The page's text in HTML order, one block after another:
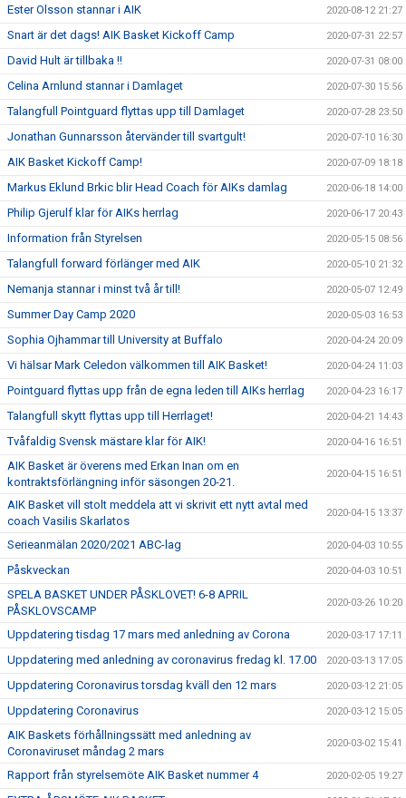
Ester Olsson stannar i AIK 2020-08-12 21:27
Snart är det dags! AIK Basket Kickoff Camp 2020-07-31 22:57
David Hult är tillbaka !! 2020-07-31 08:00
Celina Arnlund stannar i Damlaget 2020-07-30 15:56
Talangfull Pointguard flyttas upp till Damlaget 2020-07-28 23:50
Jonathan Gunnarsson återvänder till svartgult! 2020-07-10 16:30
AIK Basket Kickoff Camp! 2020-07-09 18:18
Markus Eklund Brkic blir Head Coach för AIKs damlag 2020-06-18 14:00
Philip Gjerulf klar för AIKs herrlag 2020-06-17 20:43
Information från Styrelsen 2020-05-15 08:56
Talangfull forward förlänger med AIK 2020-05-10 21:32
Nemanja stannar i minst två år till! 2020-05-07 12:49
Summer Day Camp 2020 2020-05-03 16:53
Sophia Ojhammar till University at Buffalo 2020-04-24 20:09
Vi hälsar Mark Celedon välkommen till AIK Basket! 2020-04-24 11:03
Pointguard flyttas upp från de egna leden till AIKs herrlag 2020-04-23 16:17
Talangfull skytt flyttas upp till Herrlaget! 2020-04-21 14:43
Tvåfaldig Svensk mästare klar för AIK! 2020-04-16 16:51
AIK Basket är överens med Erkan Inan om en
kontraktsförlängning inför säsongen 20-21.
2020-04-15 16:51
AIK Basket vill stolt meddela att vi skrivit ett nytt avtal med
coach Vasilis Skarlatos
2020-04-15 13:37
Serieanmälan 2020/2021 ABC-lag 2020-04-03 10:55
Påskveckan 2020-04-03 10:51
SPELA BASKET UNDER PÅSKLOVET! 6-8 APRIL
PÅSKLOVSCAMP
2020-03-26 10:20
Uppdatering tisdag 17 mars med anledning av Corona 2020-03-17 17:11
Uppdatering med anledning av coronavirus fredag kl. 17.00 2020-03-13 17:05
Uppdatering Coronavirus torsdag kväll den 12 mars 2020-03-12 21:05
Uppdatering Coronavirus 2020-03-12 15:05
AIK Baskets förhållningssätt med anledning av
Coronaviruset måndag 2 mars
2020-03-02 15:41
Rapport från styrelsemöte AIK Basket nummer 4 2020-02-05 19:27